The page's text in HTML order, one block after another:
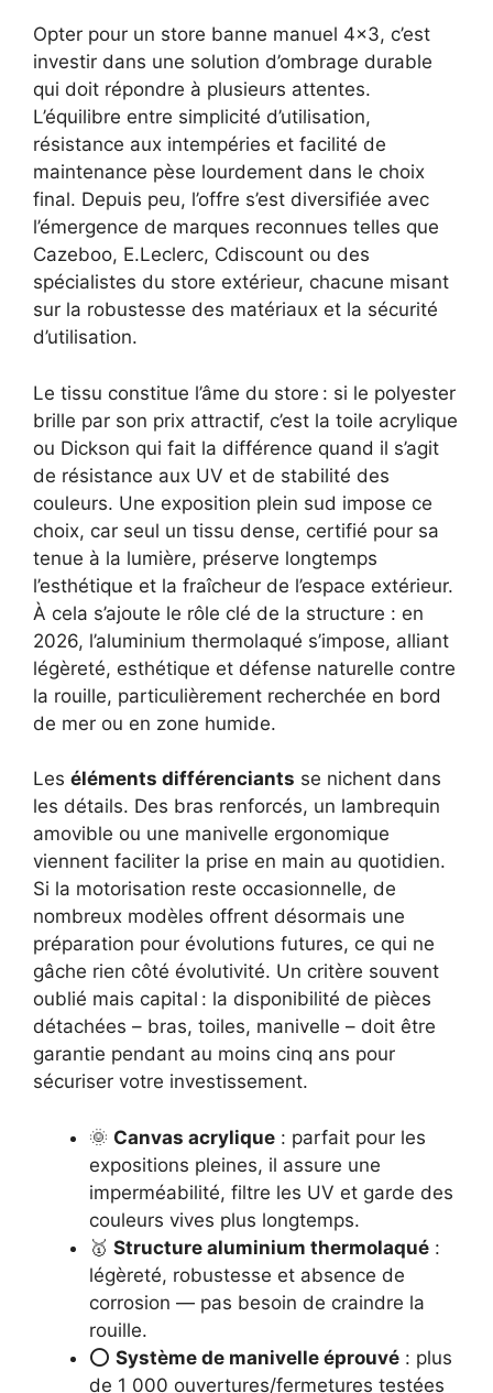
Opter pour un store banne manuel 4×3, c’est
investir dans une solution d’ombrage durable
qui doit répondre à plusieurs attentes.
L’équilibre entre simplicité d’utilisation,
résistance aux intempéries et facilité de
maintenance pèse lourdement dans le choix
final. Depuis peu, l’offre s’est diversifiée avec
l’émergence de marques reconnues telles que
Cazeboo, E.Leclerc, Cdiscount ou des
spécialistes du store extérieur, chacune misant
sur la robustesse des matériaux et la sécurité
d’utilisation.
Le tissu constitue l’âme du store : si le polyester
brille par son prix attractif, c’est la toile acrylique
ou Dickson qui fait la différence quand il s’agit
de résistance aux UV et de stabilité des
couleurs. Une exposition plein sud impose ce
choix, car seul un tissu dense, certifié pour sa
tenue à la lumière, préserve longtemps
l’esthétique et la fraîcheur de l’espace extérieur.
À cela s’ajoute le rôle clé de la structure : en
2026, l’aluminium thermolaqué s’impose, alliant
légèreté, esthétique et défense naturelle contre
la rouille, particulièrement recherchée en bord
de mer ou en zone humide.
Les éléments différenciants se nichent dans
les détails. Des bras renforcés, un lambrequin
amovible ou une manivelle ergonomique
viennent faciliter la prise en main au quotidien.
Si la motorisation reste occasionnelle, de
nombreux modèles offrent désormais une
préparation pour évolutions futures, ce qui ne
gâche rien côté évolutivité. Un critère souvent
oublié mais capital : la disponibilité de pièces
détachées – bras, toiles, manivelle – doit être
garantie pendant au moins cinq ans pour
sécuriser votre investissement.
🌞 Canvas acrylique : parfait pour les
expositions pleines, il assure une
imperméabilité, filtre les UV et garde des
couleurs vives plus longtemps.
🥇 Structure aluminium thermolaqué :
légèreté, robustesse et absence de
corrosion — pas besoin de craindre la
rouille.
⭕ Système de manivelle éprouvé : plus
de 1 000 ouvertures/fermetures testées